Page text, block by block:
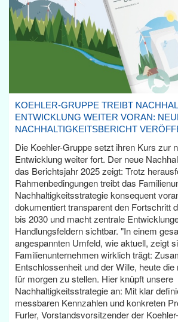
KOEHLER-GRUPPE TREIBT
ENTWICKLUNG WEITER VORAN:
NACHHALTIGKEITSBERICHT
Die Koehler-Gruppe setzt ihren Kurs zur
Entwicklung weiter fort. Der neue
das Berichtsjahr 2025 zeigt: Trotz
Rahmenbedingungen treibt das
Nachhaltigkeitsstrategie konsequent
dokumentiert transparent den Fortschritt
bis 2030 und macht zentrale
Handlungsfeldern sichtbar. "In einem
angespannten Umfeld, wie aktuell, zeigt
Familienunternehmen wirklich trägt:
Entschlossenheit und der Wille, heute
für morgen zu stellen. Hier knüpft unsere
Nachhaltigkeitsstrategie an: Mit klar
messbaren Kennzahlen und konkreten
Furler, Vorstandsvorsitzender der